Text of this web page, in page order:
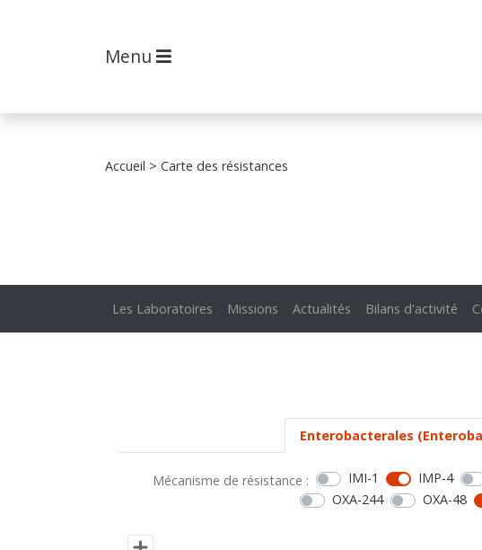
Menu
Accueil > Carte des résistances
Les Laboratoires Missions Actualités Bilans d'activité
Enterobacterales
Mécanisme de résistance : IMI-1 IMP-4
OXA-244
OXA-48